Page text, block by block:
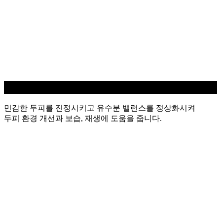
민감한 두피를 진정시키고 유수분 밸런스를 정상화시켜
두피 환경 개선과 보습, 재생에 도움을 줍니다.